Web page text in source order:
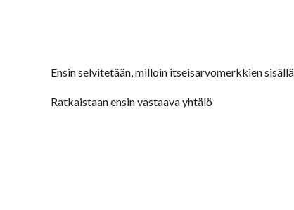
Ensin selvitetään, milloin itseisarvomerkkien
Ratkaistaan ensin vastaava yhtälö